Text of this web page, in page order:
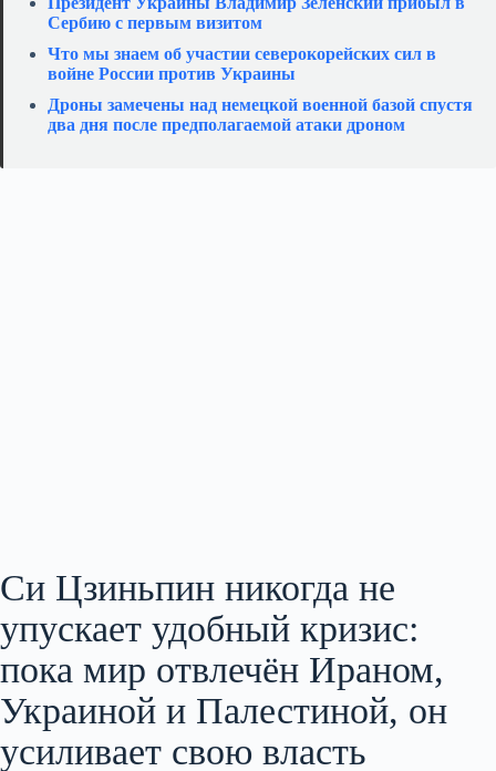
Сербию с первым визитом
Что мы знаем об участии северокорейских сил в
войне России против Украины
Дроны замечены над немецкой военной базой спустя
два дня после предполагаемой атаки дроном
Си Цзиньпин никогда не
упускает удобный кризис:
пока мир отвлечён Ираном,
Украиной и Палестиной, он
усиливает свою власть